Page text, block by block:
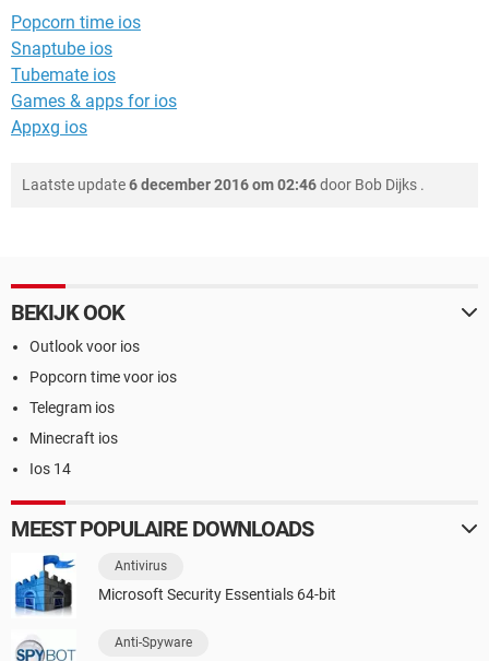
Popcorn time ios
Snaptube ios
Tubemate ios
Games & apps for ios
Appxg ios
Laatste update6 december 2016 om 02:46door Bob Dijks .
BEKIJK OOK
Outlook voor ios
Popcorn time voor ios
Telegram ios
Minecraft ios
Ios 14
MEEST POPULAIRE DOWNLOADS
Antivirus
Microsoft Security Essentials 64-bit
Anti-Spyware